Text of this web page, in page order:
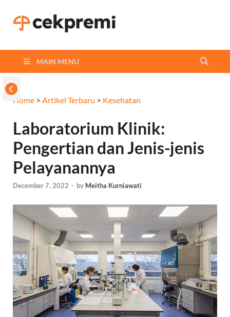
MAIN MENU
Home > Artikel Terbaru > Kesehatan
Laboratorium Klinik:
Pengertian dan Jenis-jenis
Pelayanannya
December 7, 2022 - by Meitha Kurniawati